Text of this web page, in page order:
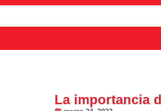
La importancia